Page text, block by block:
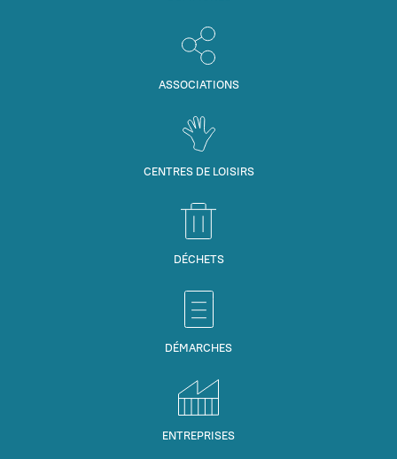
ASSOCIATIONS
CENTRES DE LOISIRS
DÉCHETS
DÉMARCHES
ENTREPRISES